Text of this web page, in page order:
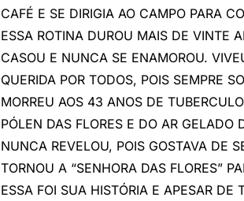
CAFÉ E SE DIRIGIA AO CAMPO PARA
ESSA ROTINA DUROU MAIS DE VINTE
CASOU E NUNCA SE ENAMOROU.
QUERIDA POR TODOS, POIS SEMPRE
MORREU AOS 43 ANOS DE
PÓLEN DAS FLORES E DO AR GELADO
NUNCA REVELOU, POIS GOSTAVA DE
TORNOU A “SENHORA DAS FLORES”
ESSA FOI SUA HISTÓRIA E APESAR